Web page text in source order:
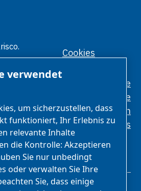
Cookies
Datenschutzrichtlinie
Allgemeine
Geschäftsbedingungen
Ethikstandards
verwendet
um sicherzustellen, dass
funktioniert, Ihr Erlebnis zu
relevante Inhalte
die Kontrolle: Akzeptieren
Sie nur unbedingt
oder verwalten Sie Ihre
Sie, dass einige